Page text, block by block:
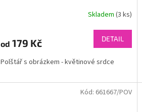
Skladem (3 ks)
od 179 Kč DETAIL
Polštář s obrázkem - květinové srdce
Kód: 661667/POV